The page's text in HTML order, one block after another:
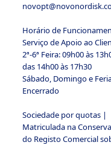
2.4 Cookies
Horário de
Serviço de Apoio ao
2ª-6ª Feira: 09h00 às
das 14h00 às 17h30
Sábado, Domingo e
Encerrado
Sociedade por quotas |
Matriculada na
do Registo Comercial